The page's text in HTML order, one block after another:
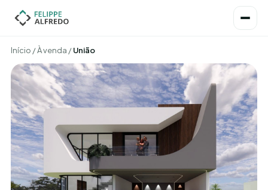
Início /À venda /União